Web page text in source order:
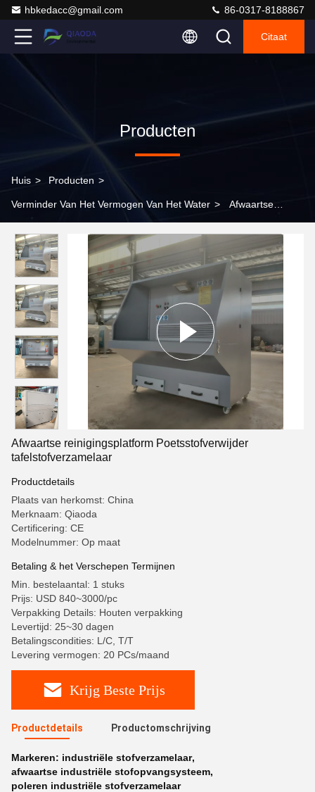
hbkedacc@gmail.com 86-0317-8188867
Citaat
Producten
Huis > Producten >
Verminder Van Het Vermogen Van Het Water > Afwaartse
Afwaartse reinigingsplatform Poetsstofverwijder
tafelstofverzamelaar
Productdetails
Plaats van herkomst: China
Merknaam: Qiaoda
Certificering: CE
Modelnummer: Op maat
Betaling & het Verschepen Termijnen
Min. bestelaantal: 1 stuks
Prijs: USD 840~3000/pc
Verpakking Details: Houten verpakking
Levertijd: 25~30 dagen
Betalingscondities: L/C, T/T
Levering vermogen: 20 PCs/maand
Krijg Beste Prijs
Productdetails Productomschrijving
Markeren: industriële stofverzamelaar,
afwaartse industriële stofopvangsysteem,
poleren industriële stofverzamelaar